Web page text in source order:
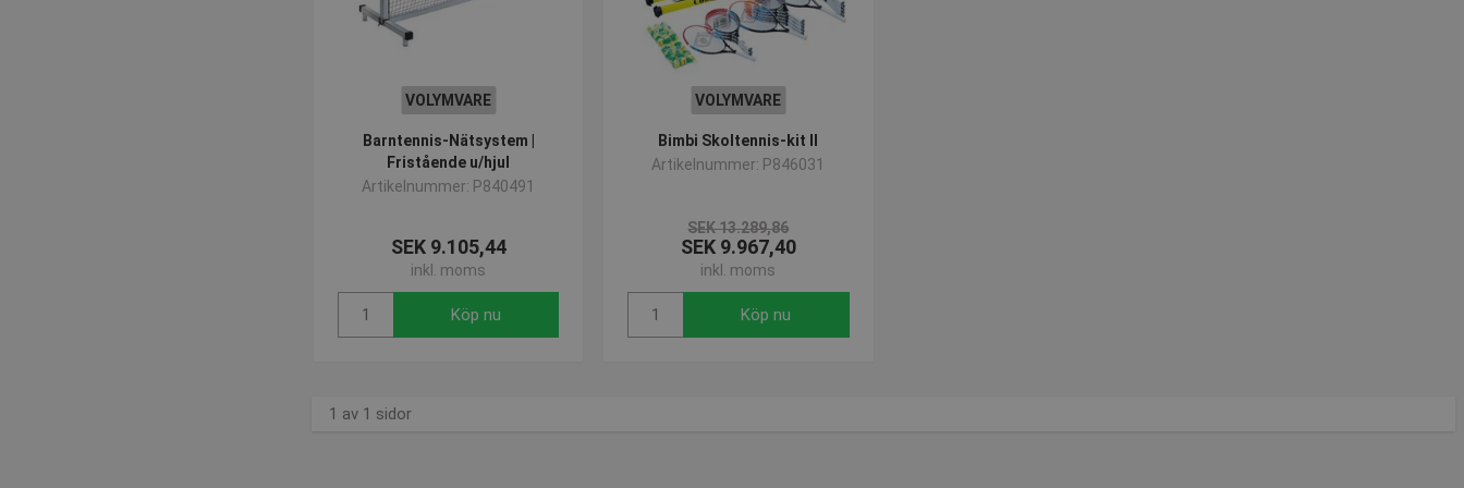
VOLYMVARE
Barntennis-Nätsystem |
Fristående u/hjul
Artikelnummer: P840491
SEK 9.105,44
inkl. moms
Köp nu
VOLYMVARE
Bimbi Skoltennis-kit II
Artikelnummer: P846031
SEK 13.289,86
SEK 9.967,40
inkl. moms
Köp nu
1 av 1 sidor